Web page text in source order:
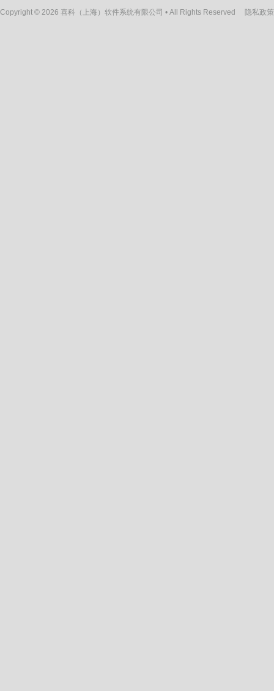
Copyright © 2026 喜科（上海）软件系统有限公司 • All Rights Reserved 隐私政策